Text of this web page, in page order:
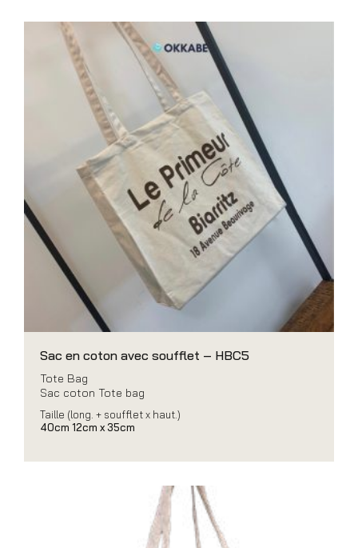
Sac en coton avec soufflet – HBC5
Tote Bag
Sac coton Tote bag
Taille (long. + soufflet x haut.)
40cm 12cm x 35cm